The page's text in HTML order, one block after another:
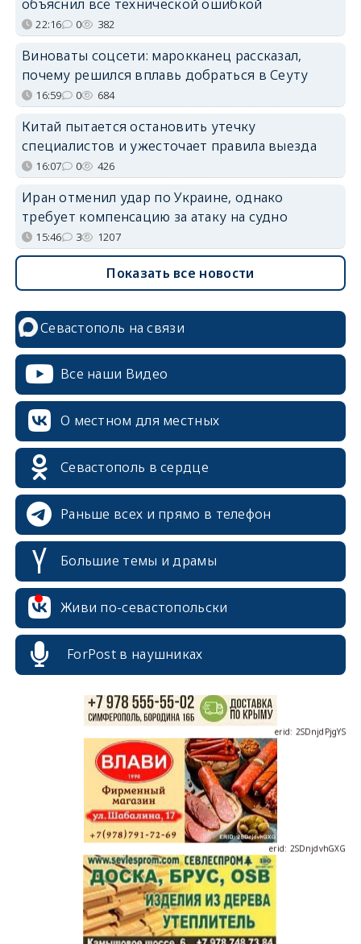
объяснил всё технической ошибкой
22:16 0 382
Виноваты соцсети: марокканец рассказал,
почему решился вплавь добраться в Сеуту
16:59 0 684
Китай пытается остановить утечку
специалистов и ужесточает правила выезда
16:07 0 426
Иран отменил удар по Украине, однако
требует компенсацию за атаку на судно
15:46 3 1207
Показать все новости
Севастополь на связи
Все наши Видео
О местном для местных
Севастополь в сердце
Раньше всех и прямо в телефон
Большие темы и драмы
Живи по-севастопольски
ForPost в наушниках
erid: 2SDnjcrDNw6
erid: 2SDnjdPjgYS
erid: 2SDnjdvhGXG